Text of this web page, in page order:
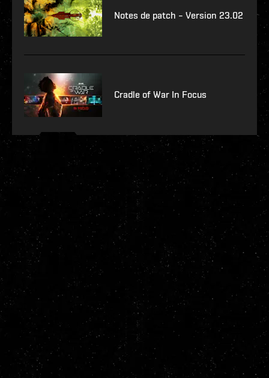
Notes de patch – Version 23.02
Cradle of War In Focus